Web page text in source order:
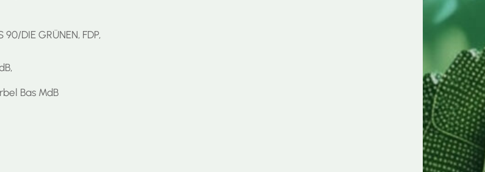
DIE GRÜNEN, FDP,
Bas MdB